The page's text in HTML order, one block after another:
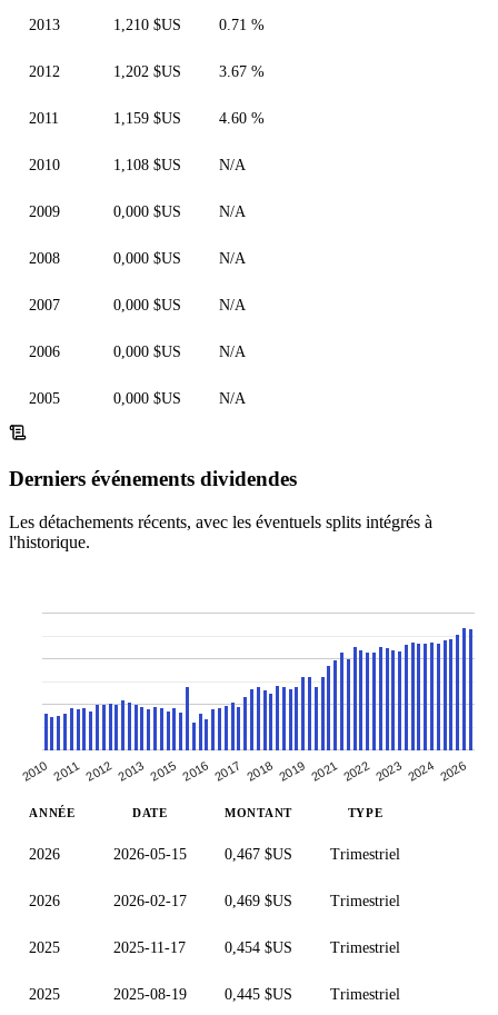
2013 1,210 $US 0.71 %
2012 1,202 $US 3.67 %
2011 1,159 $US 4.60 %
2010 1,108 $US N/A
2009 0,000 $US N/A
2008 0,000 $US N/A
2007 0,000 $US N/A
2006 0,000 $US N/A
2005 0,000 $US N/A
Derniers événements dividendes
Les détachements récents, avec les éventuels splits intégrés à
l'historique.
2010 2011 2012 2013 2015 2016 2017 2018 2019 2021 2022 2023 2024 2026
ANNÉE DATE MONTANT TYPE
2026 2026-05-15 0,467 $US Trimestriel
2026 2026-02-17 0,469 $US Trimestriel
2025 2025-11-17 0,454 $US Trimestriel
2025 2025-08-19 0,445 $US Trimestriel